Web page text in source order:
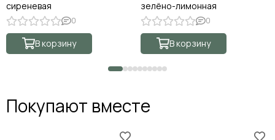
сиреневая
0
В корзину
зелёно-лимонная
0
В корзину
Покупают вместе